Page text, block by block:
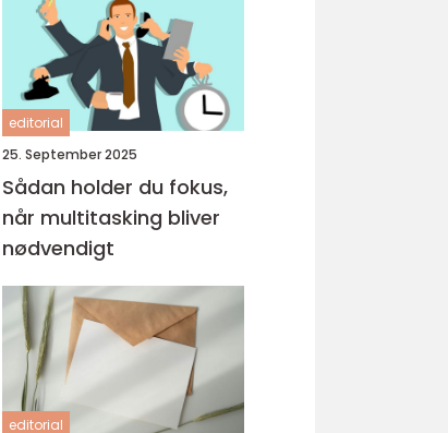
editorial
25. September 2025
Sådan holder du fokus,
når multitasking bliver
nødvendigt
editorial